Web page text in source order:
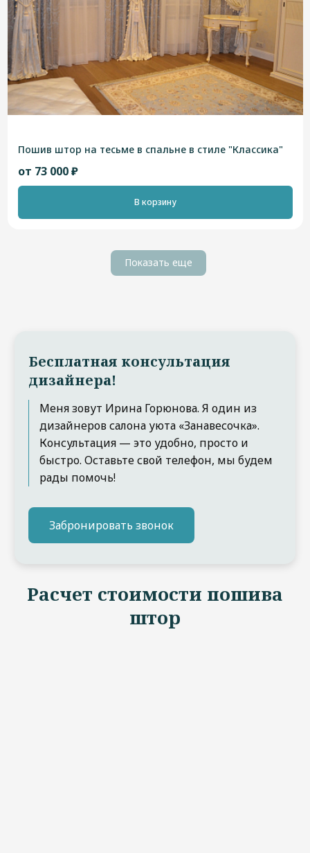
Пошив штор на тесьме в спальне в стиле "Классика"
от 73 000 ₽
В корзину
Показать еще
Бесплатная консультация
дизайнера!
Меня зовут Ирина Горюнова. Я один из
дизайнеров салона уюта «Занавесочка».
Консультация — это удобно, просто и
быстро. Оставьте свой телефон, мы будем
рады помочь!
Забронировать звонок
Расчет стоимости пошива
штор